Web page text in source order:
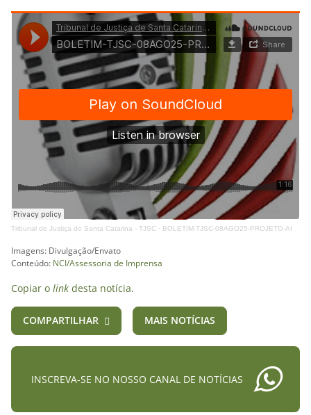
Tribunal de Justiça de Santa Catarina - TJSC · BOLETIM-TJSC-08AGO25-PROJETO-AI
Imagens: Divulgação/Envato
Conteúdo: NCI/Assessoria de Imprensa
Copiar o link desta notícia.
COMPARTILHAR MAIS NOTÍCIAS
INSCREVA-SE NO NOSSO CANAL DE NOTÍCIAS